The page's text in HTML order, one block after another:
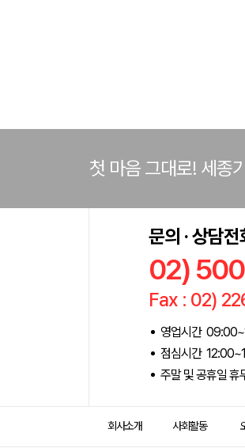
첫 마음 그대로! 세종
문의 · 상담전
02)
Fax : 02)
영업시간
점심시간
주말 및 공휴일 휴
회사소개 사회활동